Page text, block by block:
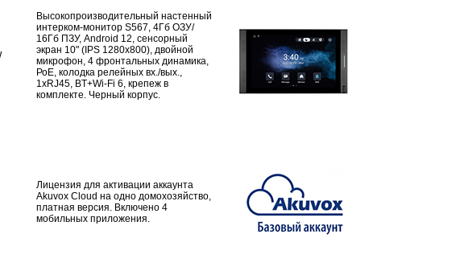
Высокопроизводительный настенный
интерком-монитор S567, 4Гб ОЗУ/
16Гб ПЗУ, Android 12, сенсорный
экран 10" (IPS 1280x800), двойной
микрофон, 4 фронтальных динамика,
РоЕ, колодка релейных вх./вых.,
1хRJ45, BT+Wi-Fi 6, крепеж в
комплекте. Черный корпус.
Лицензия для активации аккаунта
Akuvox Cloud на одно домохозяйство,
платная версия. Включено 4
мобильных приложения.